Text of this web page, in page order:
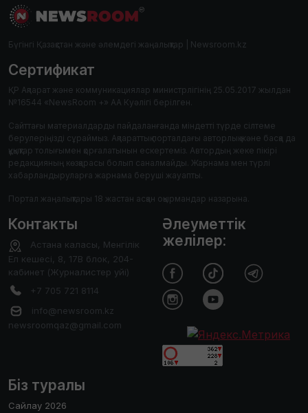
Бүгінгі Қазақстан және әлемдегі жаңалықтар | Newsroom.kz
Сертификат
ҚР Ақпарат және коммуникациялар министрлігінің 25.05.2017 жылдан
№16544 «NewsRoom +» АА Куәлігі берілген.
Сайттағы материалдарды пайдаланғанда міндетті түрде сілтеме
берулеріңізді сұраймыз. Ақпараттық порталдағы авторлық және басқа да
құқықтар толығымен қорғалатынын ескертеміз. Автордың жеке пікірі
редакцияның көзқарасы болып саналмайды. Жарнама мен түрлі
хабарландыруларға жарнама беруші жауапты.
Портал жаңалықтары 18 жастан асқан оқырмандар назарына.
Контакты
Астана каласы, Менгілік
Ел кешесі, 8, 17В блок, 204-
кабинет (Журналистер уйі)
+7 705 721 8114
info@newsroom.kz
newsroomqaz@gmail.com
Біз туралы
Сайлау 2026
Әлеуметтік
желілер: